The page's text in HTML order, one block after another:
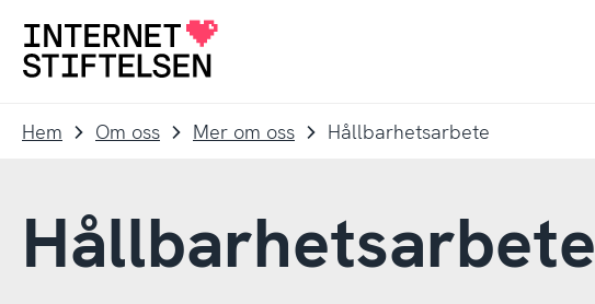
navigering
innehåll
Till
Hem Om oss Mer om oss Hållbarhetsarbete
Hållbarhetsarbete